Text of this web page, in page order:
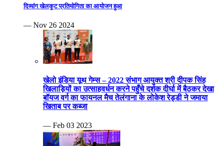
दिव्यांग खेलकूट प्रतियोगिता का आयोजन हुआ
— Nov 26 2024
खेलो इंडिया यूथ गेम्स – 2022 संभाग आयुक्त श्री दीपक सिंह
खिलाड़ियों का उत्साहवर्धन करने पहुँचे दर्शक दीर्घा में बैठकर देखा
बॉयज वर्ग का फायनल मैच तेलंगाना के लोकेश रेड्डी ने जमाया
खिताब पर कब्जा
— Feb 03 2023